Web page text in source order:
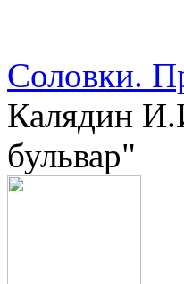
Соловки.
Калядин
бульвар"